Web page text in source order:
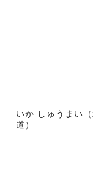
いか しゅうまい
道）